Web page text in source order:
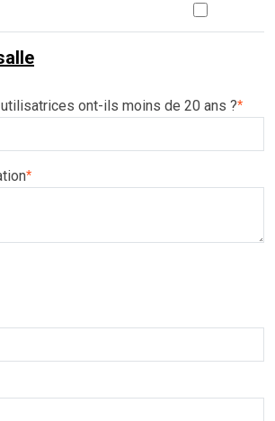
ont-ils moins de 20 ans ?*
*